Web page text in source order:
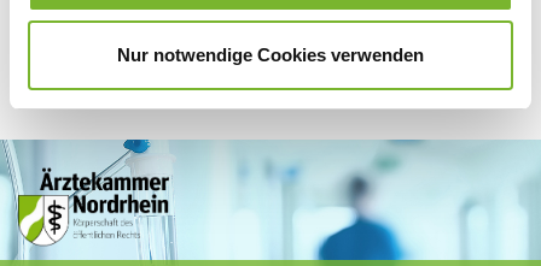
Nur notwendige Cookies verwenden